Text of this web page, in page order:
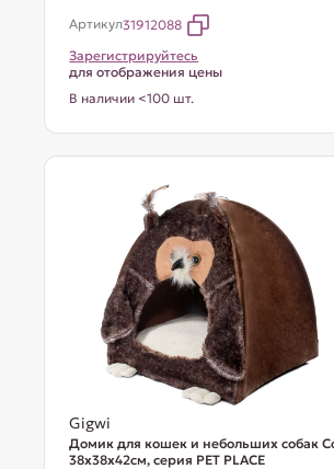
Артикул31912088
Зарегистрируйтесь
для отображения цены
В наличии <100 шт.
Gigwi
Домик для кошек и небольших собак
38x38x42см, серия PET PLACE